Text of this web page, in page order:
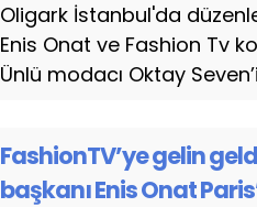
Oligark İstanbul'da
Enis Onat ve Fashion Tv
Ünlü modacı Oktay
FashionTV’ye gelin
başkanı Enis Onat